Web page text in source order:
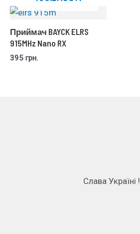
Приймач BAYCK ELRS
915MHz Nano RX
395 грн.
Слава Україні !